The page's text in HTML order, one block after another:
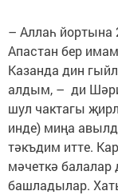
– Аллаһ йор­тына
Апастан бер
Казанда дин
алдым, – ди
шул чактагы
инде) миңа
тәкъдим итте.
мәчеткә
башладылар.